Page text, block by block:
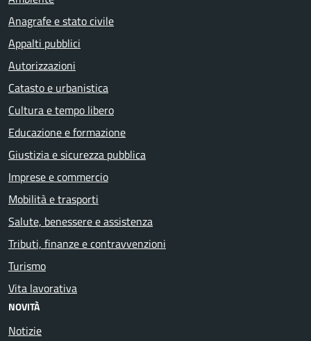
Anagrafe e stato civile
Appalti pubblici
Autorizzazioni
Catasto e urbanistica
Cultura e tempo libero
Educazione e formazione
Giustizia e sicurezza pubblica
Imprese e commercio
Mobilità e trasporti
Salute, benessere e assistenza
Tributi, finanze e contravvenzioni
Turismo
Vita lavorativa
NOVITÀ
Notizie